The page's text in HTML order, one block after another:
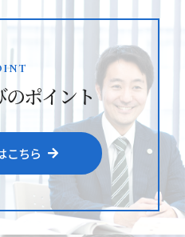
ポイント
こちら